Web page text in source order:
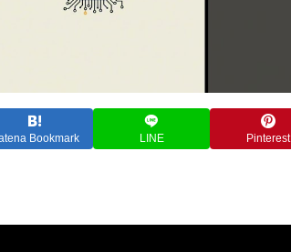
Bookmark LINE Pinterest